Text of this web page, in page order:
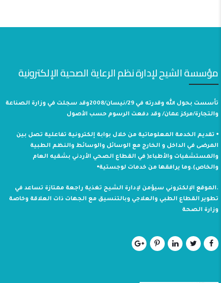
مؤسسة الشيح لإدارة نظم الرعاية الصحية الإلكترونية
تأسست بحول الله وقدرته في 29/نيسان/2008وقد سجلت في وزارة الصناعة
والتجارة/مركز عمان/ وقد دفعت الرسوم حسب الأصول
⦁ تقديم الخدمة المعلوماتية من خلال بوابة إلكترونية تفاعلية تصل بين
المرضى في الداخل و الخارج مع الوسائل والوسائط والنظم الطبية
والمستشفيات والأطباء( في القطاع الصحي الأردني بشقيه العام
والخاص).وما يرافقها من خدمات لوجستية⦁
.الموقع الإلكتروني سيؤمن لإدارة الشيح تغذية راجعة ممتازة تساعد في
تطوير القطاع الطبي والعلاجي وبالتنسيق مع الجهات ذات العلاقة وخاصة
وزارة الصحة